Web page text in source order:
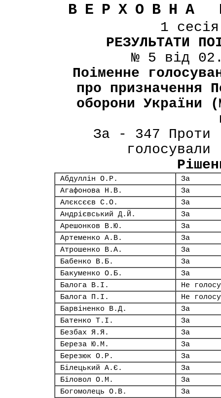
ВЕРХОВНА
1
РЕЗУЛЬТАТИ
№ 5 від
Поіменне
про призначення
оборони України
За - 347 Проти
Абдуллін О.Р.
За
Агафонова Н.В.
За
Алєксєєв С.О.
За
Андрієвський Д.Й.
За
Арешонков В.Ю.
За
Артеменко А.В.
За
Атрошенко В.А.
За
Бабенко В.Б.
За
Бакуменко О.Б.
За
Балога В.І.
Не
Балога П.І.
Не
Барвіненко В.Д.
За
Батенко Т.І.
За
Безбах Я.Я.
За
Береза Ю.М.
За
Березюк О.Р.
За
Білецький А.Є.
За
Біловол О.М.
За
Богомолець О.В.
За